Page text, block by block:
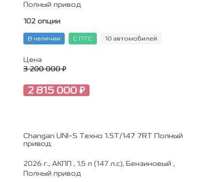
Полный привод
102 опции
В наличии С ПТС 10 автомобилей
Цена
3 200 000 ₽
2 815 000 ₽
Changan UNI-S Техно 1.5T/147 7RT Полный
привод
2026 г., АКПП , 1.5 л (147 л.с), Бензиновый ,
Полный привод